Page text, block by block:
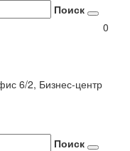
Поиск
0
6/2, Бизнес-центр
Поиск